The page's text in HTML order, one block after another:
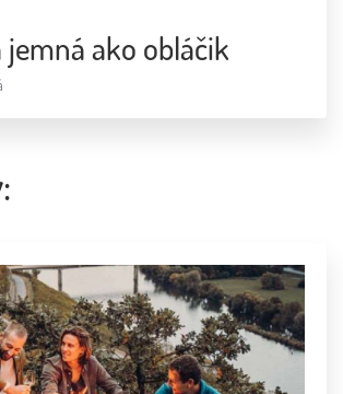
jemná ako obláčik